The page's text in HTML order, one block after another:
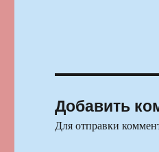
Добавить
Для отправки